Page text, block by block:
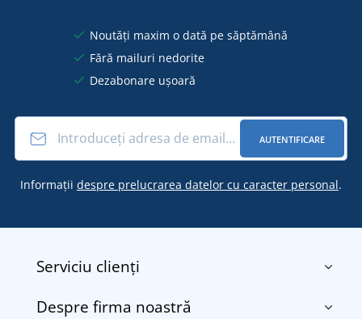
Noutăți maxim o dată pe săptămână
Fără mailuri nedorite
Dezabonare ușoară
AUTENTIFICARE
Informații despre prelucrarea datelor cu caracter personal.
Serviciu clienți
Contact
Despre firma noastră